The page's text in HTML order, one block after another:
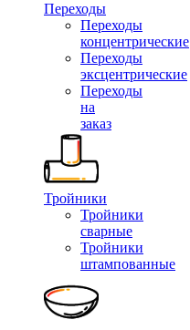
Переходы
Переходы
концентрические
Переходы
эксцентрические
Переходы
на
заказ
Тройники
Тройники
сварные
Тройники
штампованные